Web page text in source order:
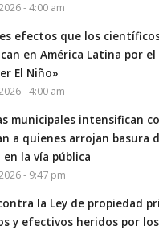
- 4:00 am
efectos que los
en América Latina por
El Niño»
- 4:00 am
municipales intensifican
a quienes arrojan basura
la vía pública
- 9:47 pm
la Ley de propiedad
y efectivos heridos por